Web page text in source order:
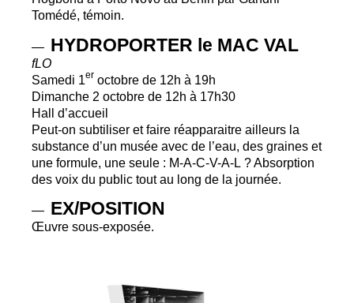
Tomédé, témoin.
— HYDROPORTER le MAC VAL
fLO
Samedi 1er octobre de 12h à 19h
Dimanche 2 octobre de 12h à 17h30
Hall d’accueil
Peut-on subtiliser et faire réapparaitre ailleurs la
substance d’un musée avec de l’eau, des graines et
une formule, une seule : M-A-C-V-A-L ? Absorption
des voix du public tout au long de la journée.
— EX/POSITION
Œuvre sous-exposée.